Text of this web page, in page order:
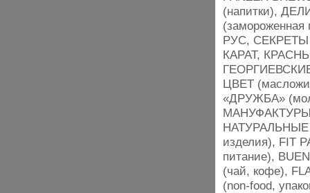
(напитки),
РУС, СЕКРЕТЫ
КАРАТ,
ЦВЕТ
«ДРУЖБА»
НАТУРАЛЬНЫЕ
изделия), FIT
питание),
(чай, кофе),
(non-food,